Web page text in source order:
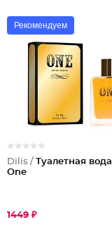
Рекомендуем
Dilis / Туалетная вода
One
1449 ₽